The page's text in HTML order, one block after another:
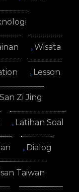
Wisata
Lesson
San Zi Jing
Latihan Soal
Dialog
Taiwan